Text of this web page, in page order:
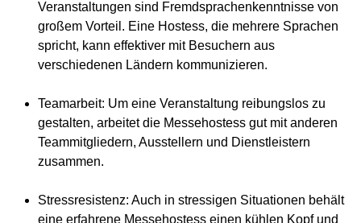
Veranstaltungen sind Fremdsprachenkenntnisse von
großem Vorteil. Eine Hostess, die mehrere Sprachen
spricht, kann effektiver mit Besuchern aus
verschiedenen Ländern kommunizieren.
Teamarbeit: Um eine Veranstaltung reibungslos zu
gestalten, arbeitet die Messehostess gut mit anderen
Teammitgliedern, Ausstellern und Dienstleistern
zusammen.
Stressresistenz: Auch in stressigen Situationen behält
eine erfahrene Messehostess einen kühlen Kopf und